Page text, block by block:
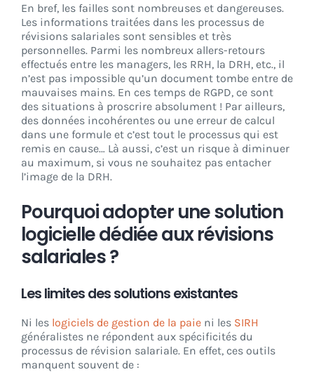
En bref, les failles sont nombreuses et dangereuses.
Les informations traitées dans les processus de
révisions salariales sont sensibles et très
personnelles. Parmi les nombreux allers-retours
effectués entre les managers, les RRH, la DRH, etc., il
n’est pas impossible qu’un document tombe entre de
mauvaises mains. En ces temps de RGPD, ce sont
des situations à proscrire absolument ! Par ailleurs,
des données incohérentes ou une erreur de calcul
dans une formule et c’est tout le processus qui est
remis en cause… Là aussi, c’est un risque à diminuer
au maximum, si vous ne souhaitez pas entacher
l’image de la DRH.
Pourquoi adopter une solution
logicielle dédiée aux révisions
salariales ?
Les limites des solutions existantes
Ni les logiciels de gestion de la paie ni les SIRH
généralistes ne répondent aux spécificités du
processus de révision salariale. En effet, ces outils
manquent souvent de :